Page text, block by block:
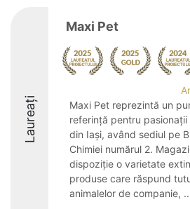
Laureați
Maxi Pet
Maxi Pet reprezintă un
referință pentru pasionații
din Iași, având sediul pe
Chimiei numărul 2.
dispoziție o varietate
produse care răspund
animalelor de companie,